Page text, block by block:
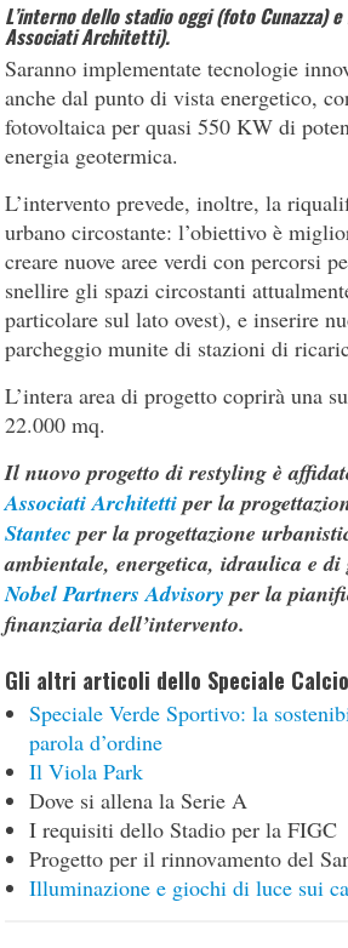
L’interno dello stadio oggi (foto Cunazza)
Associati Architetti).
Saranno implementate tecnologie
anche dal punto di vista energetico,
fotovoltaica per quasi 550 KW di
energia geotermica.
L’intervento prevede, inoltre, la
urbano circostante: l’obiettivo è
creare nuove aree verdi con percorsi
snellire gli spazi circostanti
particolare sul lato ovest), e inserire
parcheggio munite di stazioni di
L’intera area di progetto coprirà una
22.000 mq.
Il nuovo progetto di restyling è
Associati Architettiper la
Stantec per la progettazione
ambientale, energetica, idraulica e
Nobel Partners Advisory per la
finanziaria dell’intervento.
Gli altri articoli dello Speciale Calcio
Speciale Verde Sportivo: la
parola d’ordine
Il Viola Park
Dove si allena la Serie A
I requisiti dello Stadio per la FIGC
Progetto per il rinnovamento del
Illuminazione e giochi di luce sui